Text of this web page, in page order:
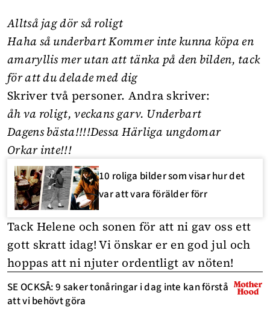
Alltså jag dör så roligt
Haha såunderbartKommer inte kunna köpa en
amaryllis mer utan att tänka på den bilden, tack
för att du delade med dig
Skriver två personer. Andra skriver:
åh va roligt, veckans garv. Underbart
Dagens bästa!!!!Dessa Härliga ungdomar
Orkar inte!!!
10 roliga bilder som visar hur det
var att vara förälder förr
Tack Helene och sonen för att ni gav oss ett
gott skratt idag! Vi önskar er en god jul och
hoppas att ni njuter ordentligt av nöten!
SE OCKSÅ: 9 saker tonåringar i dag inte kan förstå
att vi behövt göra